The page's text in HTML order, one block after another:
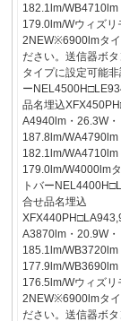
182.1lm/WB4710lm
179.0lm/Wウィズリ
2NEW※6900lmタイ
ださい。送信器ボ
タイプに設定可能
ー
品名埋込
A4940lm・26.3W・
187.8lm/WA4790lm
182.1lm/WA4710lm
179.0lm/W4000lm
トバー
合せ品名埋込
A3870lm・20.9W・
185.1lm/WB3720lm
177.9lm/WB3690lm
176.5lm/Wウィズリ
2NEW※6900lmタイ
ださい。送信器ボ